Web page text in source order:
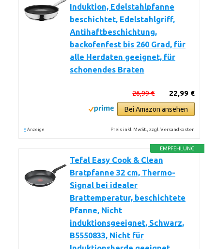
Induktion, Edelstahlpfanne
beschichtet, Edelstahlgriff,
Antihaftbeschichtung,
backofenfest bis 260 Grad, für
alle Herdaten geeignet, für
schonendes Braten
22,99 €
26,99 €
Bei Amazon ansehen
* Anzeige Preis inkl. MwSt., zzgl. Versandkosten
EMPFEHLUNG
Tefal Easy Cook & Clean
Bratpfanne 32 cm, Thermo-
Signal bei idealer
Brattemperatur, beschichtete
Pfanne, Nicht
induktionsgeeignet, Schwarz,
B5550833, Nicht für